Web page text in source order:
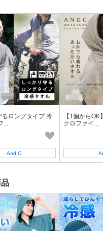
るロングタイプ 冷
And C
【1個から
クロファイ...